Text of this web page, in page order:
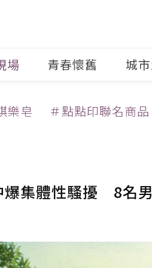
場 青春懷舊 城
樂皂 ＃點點印聯名商品
爆集體性騷擾 8名